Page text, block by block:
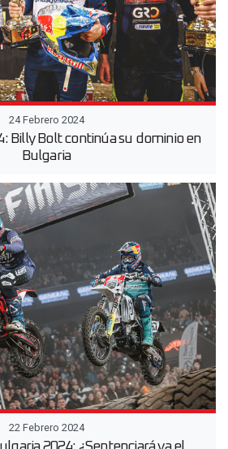
24 Febrero 2024
Billy Bolt continúa su dominio en
Bulgaria
22 Febrero 2024